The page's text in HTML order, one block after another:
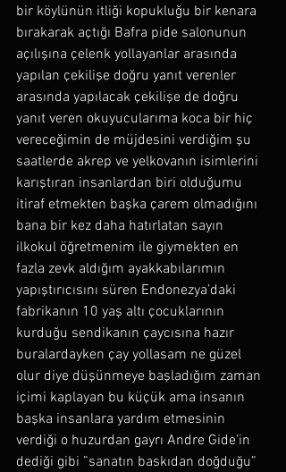
bir köylünün itliği kopukluğu bir kenara
bırakarak açtığı Bafra pide salonunun
açılışına çelenk yollayanlar arasında
yapılan çekilişe doğru yanıt verenler
arasında yapılacak çekilişe de doğru
yanıt veren okuyucularıma koca bir hiç
vereceğimin de müjdesini verdiğim şu
saatlerde akrep ve yelkovanın isimlerini
karıştıran insanlardan biri olduğumu
itiraf etmekten başka çarem olmadığını
bana bir kez daha hatırlatan sayın
ilkokul öğretmenim ile giymekten en
fazla zevk aldığım ayakkabılarımın
yapıştırıcısını süren Endonezya’daki
fabrikanın 10 yaş altı çocuklarının
kurduğu sendikanın çaycısına hazır
buralardayken çay yollasam ne güzel
olur diye düşünmeye başladığım zaman
içimi kaplayan bu küçük ama insanın
başka insanlara yardım etmesinin
verdiği o huzurdan gayrı Andre Gide’in
dediği gibi ”sanatın baskıdan doğduğu”